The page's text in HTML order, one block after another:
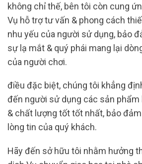
không chỉ thế, bên tôi còn cung
Vụ hỗ trợ tư vấn & phong cách
nhu yếu của người sử dụng, bảo
sự lạ mắt & quý phái mang lại
của người chơi.
điều đặc biệt, chúng tôi khẳng
đến người sử dụng các sản phẩm
& chất lượng tốt tốt nhất, bảo
lòng tin của quý khách.
Hãy đến sở hữu tôi nhằm hưởng